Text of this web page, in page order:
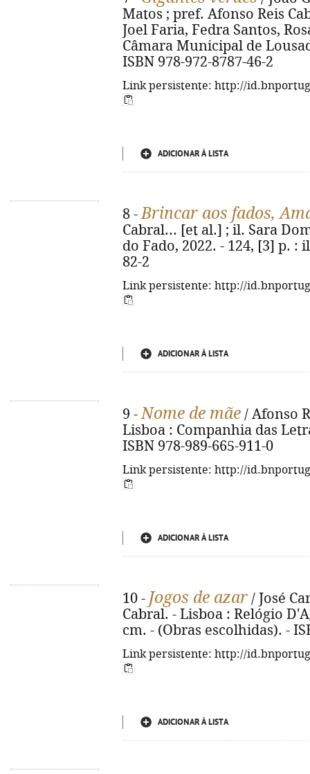
Matos ; pref. Afonso Reis
Joel Faria, Fedra Santos,
Câmara Municipal de
ISBN 978-972-8787-46-2
Link persistente: http://
ADICIONAR À LISTA
8 -Brincar aos fados,
Cabral... [et al.] ; il. Sara
do Fado, 2022. - 124, [3] p. :
82-2
Link persistente: http://
ADICIONAR À LISTA
9 -Nome de mãe / Afonso
Lisboa : Companhia das
ISBN 978-989-665-911-0
Link persistente: http://
ADICIONAR À LISTA
10 - Jogos de azar / José
Cabral. - Lisboa : Relógio
cm. - (Obras escolhidas). -
Link persistente: http://
ADICIONAR À LISTA